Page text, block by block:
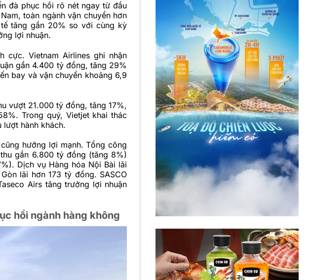
đà phục hồi rõ nét ngay từ đầu
toàn ngành vận chuyển hơn
tăng gần 20% so với cùng kỳ
lợi nhuận.
cực. Vietnam Airlines ghi nhận
gần 4.400 tỷ đồng, tăng 29%
bay và vận chuyển khoảng 6,9
vượt 21.000 tỷ đồng, tăng 17%,
Trong quý, Vietjet khai thác
lượt hành khách.
hưởng lợi mạnh. Tổng công
gần 6.800 tỷ đồng (tăng 8%)
Dịch vụ Hàng hóa Nội Bài lãi
lãi hơn 173 tỷ đồng. SASCO
Airs tăng trưởng lợi nhuận
hồi ngành hàng không